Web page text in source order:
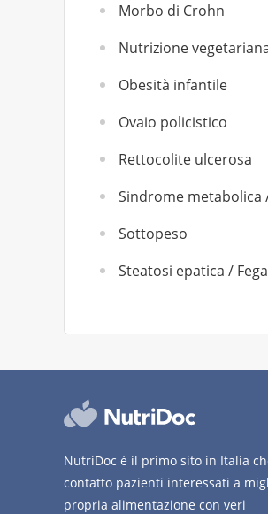
Morbo di Crohn
Nutrizione
Obesità infantile
Ovaio policistico
Rettocolite ulcerosa
Sindrome metabolica
Sottopeso
Steatosi epatica /
NutriDoc è il primo sito in Italia
contatto pazienti interessati a
propria alimentazione con veri